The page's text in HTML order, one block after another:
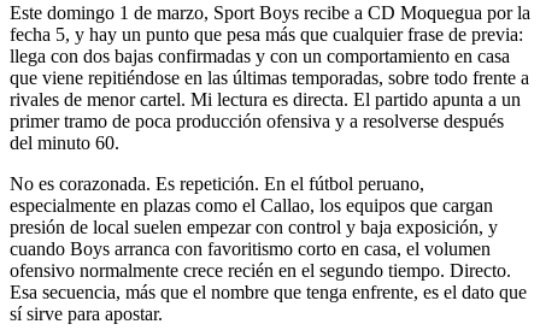
Este domingo 1 de marzo, Sport Boys recibe a CD Moquegua por la
fecha 5, y hay un punto que pesa más que cualquier frase de previa:
llega con dos bajas confirmadas y con un comportamiento en casa
que viene repitiéndose en las últimas temporadas, sobre todo frente a
rivales de menor cartel. Mi lectura es directa. El partido apunta a un
primer tramo de poca producción ofensiva y a resolverse después
del minuto 60.
No es corazonada. Es repetición. En el fútbol peruano,
especialmente en plazas como el Callao, los equipos que cargan
presión de local suelen empezar con control y baja exposición, y
cuando Boys arranca con favoritismo corto en casa, el volumen
ofensivo normalmente crece recién en el segundo tiempo. Directo.
Esa secuencia, más que el nombre que tenga enfrente, es el dato que
sí sirve para apostar.